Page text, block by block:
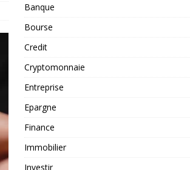
Banque
Bourse
Credit
Cryptomonnaie
Entreprise
Epargne
Finance
Immobilier
Investir